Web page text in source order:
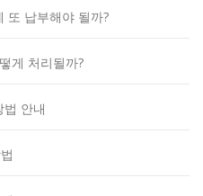
또 납부해야 될까?
게 처리될까?
안내